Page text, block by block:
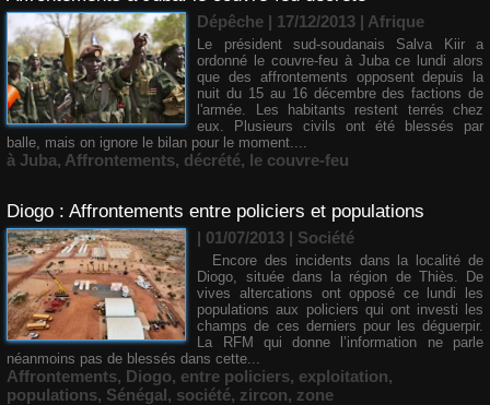
Dépêche | 17/12/2013 | Afrique
Le président sud-soudanais Salva Kiir a
ordonné le couvre-feu à Juba ce lundi alors
que des affrontements opposent depuis la
nuit du 15 au 16 décembre des factions de
l'armée. Les habitants restent terrés chez
eux. Plusieurs civils ont été blessés par
balle, mais on ignore le bilan pour le moment....
à Juba, Affrontements, décrété, le couvre-feu
Diogo : Affrontements entre policiers et populations
| 01/07/2013 | Société
Encore des incidents dans la localité de
Diogo, située dans la région de Thiès. De
vives altercations ont opposé ce lundi les
populations aux policiers qui ont investi les
champs de ces derniers pour les déguerpir.
La RFM qui donne l’information ne parle
néanmoins pas de blessés dans cette...
Affrontements, Diogo, entre policiers, exploitation,
populations, Sénégal, société, zircon, zone